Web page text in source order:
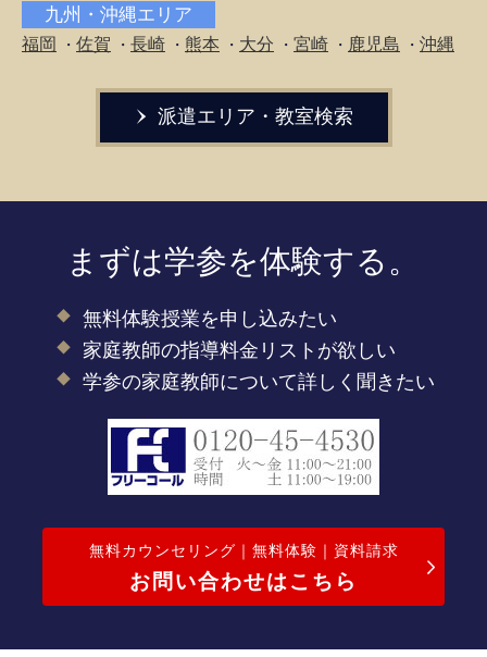
九州・沖縄エリア
福岡 ・ 佐賀 ・ 長崎 ・ 熊本 ・ 大分 ・ 宮崎 ・ 鹿児島 ・ 沖縄
派遣エリア・教室検索
まずは学参を体験する。
無料体験授業を申し込みたい
家庭教師の指導料金リストが欲しい
学参の家庭教師について詳しく聞きたい
無料カウンセリング｜無料体験｜資料請求
お問い合わせはこちら